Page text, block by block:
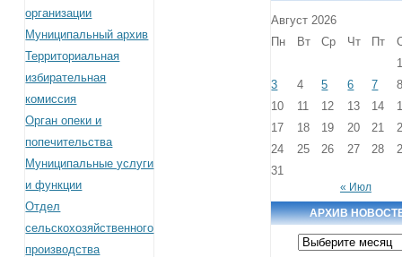
организации
Муниципальный архив
Территориальная
избирательная
комиссия
Орган опеки и
попечительства
Муниципальные услуги
и функции
Отдел
сельскохозяйственного
производства
Август 2026
Пн
Вт Ср Чт Пт
3
4 5 6 7
10
11 12 13 14
17
18 19 20 21
24
25 26 27 28
31
« Июл
АРХИВ
Архив
новостей